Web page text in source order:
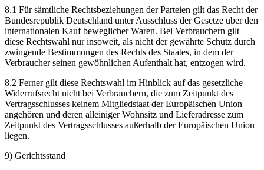
8.1 Für sämtliche Rechtsbeziehungen der Parteien gilt das Recht der
Bundesrepublik Deutschland unter Ausschluss der Gesetze über den
internationalen Kauf beweglicher Waren. Bei Verbrauchern gilt
diese Rechtswahl nur insoweit, als nicht der gewährte Schutz durch
zwingende Bestimmungen des Rechts des Staates, in dem der
Verbraucher seinen gewöhnlichen Aufenthalt hat, entzogen wird.
8.2 Ferner gilt diese Rechtswahl im Hinblick auf das gesetzliche
Widerrufsrecht nicht bei Verbrauchern, die zum Zeitpunkt des
Vertragsschlusses keinem Mitgliedstaat der Europäischen Union
angehören und deren alleiniger Wohnsitz und Lieferadresse zum
Zeitpunkt des Vertragsschlusses außerhalb der Europäischen Union
liegen.
9) Gerichtsstand